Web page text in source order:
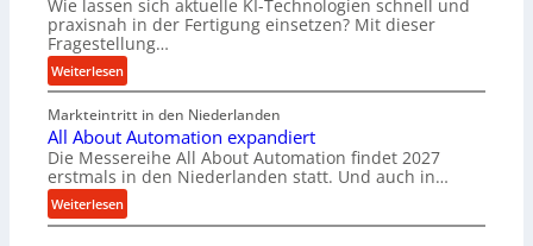
Wie lassen sich aktuelle KI-Technologien schnell und
praxisnah in der Fertigung einsetzen? Mit dieser
Fragestellung…
Weiterlesen:
F
o
r
s
c
h
u
Markteintritt in den Niederlanden
All About Automation expandiert
Die Messereihe All About Automation findet 2027
erstmals in den Niederlanden statt. Und auch in…
Weiterlesen:
A